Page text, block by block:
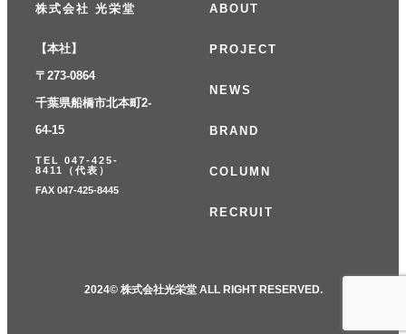
株式会社 光栄堂
【本社】
〒273-0864
千葉県船橋市北本町2-
64-15
TEL 047-425-
8411（代表）
FAX 047-425-8445
ABOUT
PROJECT
NEWS
BRAND
COLUMN
RECRUIT
2024© 株式会社光栄堂 ALL RIGHT RESERVED.